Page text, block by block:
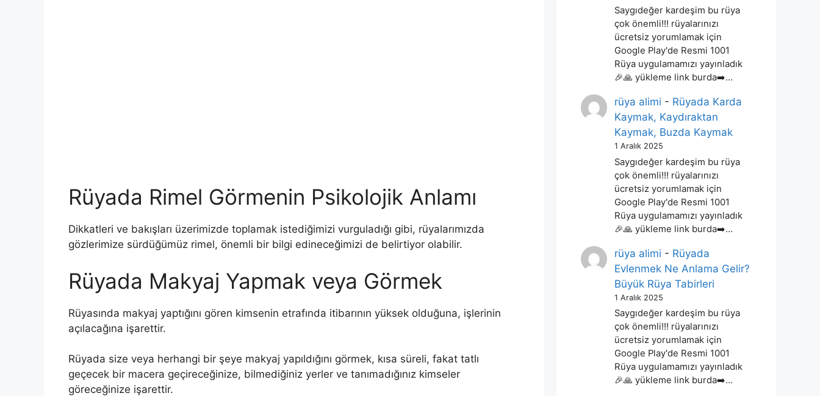
Rüyada Rimel Görmenin Psikolojik Anlamı
Dikkatleri ve bakışları üzerimizde toplamak istediğimizi vurguladığı gibi, rüyalarımızda
gözlerimize sürdüğümüz rimel, önemli bir bilgi edineceğimizi de belirtiyor olabilir.
Rüyada Makyaj Yapmak veya Görmek
Rüyasında makyaj yaptığını gören kimsenin etrafında itibarının yüksek olduğuna, işlerinin
açılacağına işarettir.
Rüyada size veya herhangi bir şeye makyaj yapıldığını görmek, kısa süreli, fakat tatlı
geçecek bir macera geçireceğinize, bilmediğiniz yerler ve tanımadığınız kimseler
göreceğinize işarettir.
Saygıdeğer kardeşim bu rüya
çok önemli!!! rüyalarınızı
ücretsiz yorumlamak için
Google Play'de Resmi 1001
Rüya uygulamamızı yayınladık
🎉🙏 yükleme link burda➡️…
rüya alimi - Rüyada Karda
Kaymak, Kaydıraktan
Kaymak, Buzda Kaymak
1 Aralık 2025
Saygıdeğer kardeşim bu rüya
çok önemli!!! rüyalarınızı
ücretsiz yorumlamak için
Google Play'de Resmi 1001
Rüya uygulamamızı yayınladık
🎉🙏 yükleme link burda➡️…
rüya alimi - Rüyada
Evlenmek Ne Anlama Gelir?
Büyük Rüya Tabirleri
1 Aralık 2025
Saygıdeğer kardeşim bu rüya
çok önemli!!! rüyalarınızı
ücretsiz yorumlamak için
Google Play'de Resmi 1001
Rüya uygulamamızı yayınladık
🎉🙏 yükleme link burda➡️…